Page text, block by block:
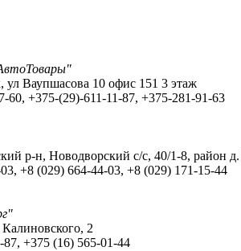
Ваупшасова 10 офис 151 3 этаж
60, +375-(29)-611-11-87, +375-281-91-63
р-н, Новодворский с/с, 40/1-8, район
+8 (029) 664-44-03, +8 (029) 171-15-44
2
+375 (16) 565-01-44